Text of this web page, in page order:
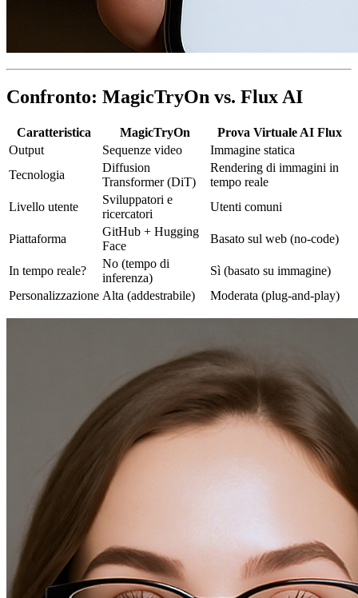
Confronto: MagicTryOn vs. Flux AI
Caratteristica MagicTryOn
Prova Virtuale AI Flux
Output
Sequenze video
Immagine statica
Tecnologia
Diffusion
Transformer (DiT)
Rendering di immagini in
tempo reale
Livello utente
Sviluppatori e
ricercatori
Utenti comuni
Piattaforma
GitHub + Hugging
Face
Basato sul web (no-code)
In tempo reale?
No (tempo di
inferenza)
Sì (basato su immagine)
Personalizzazione Alta (addestrabile) Moderata (plug-and-play)